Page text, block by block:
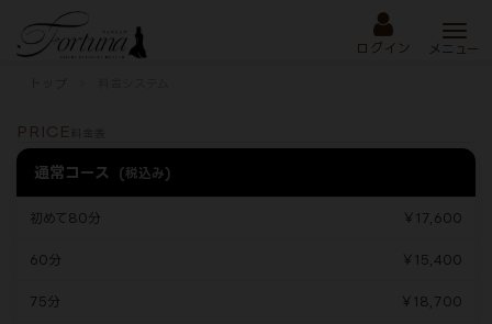
メニュー
ログイン
PRICE
通常コース (税込み)
初めて80分 ￥17,600
60分 ￥15,400
75分 ￥18,700